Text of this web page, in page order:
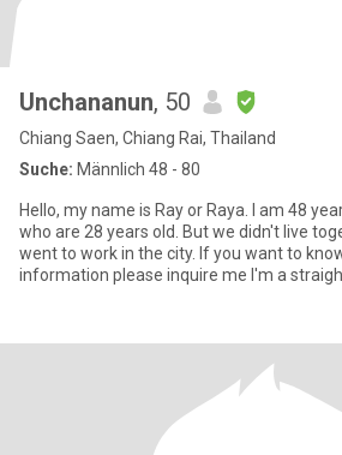
Unchananun, 50
Chiang Saen, Chiang Rai, Thailand
Suche: Männlich 48 - 80
Hello, my name is Ray or Raya. I am 48
who are 28 years old. But we didn't live together because they all
went to work in the city. If you want to know my personal
information please inquire